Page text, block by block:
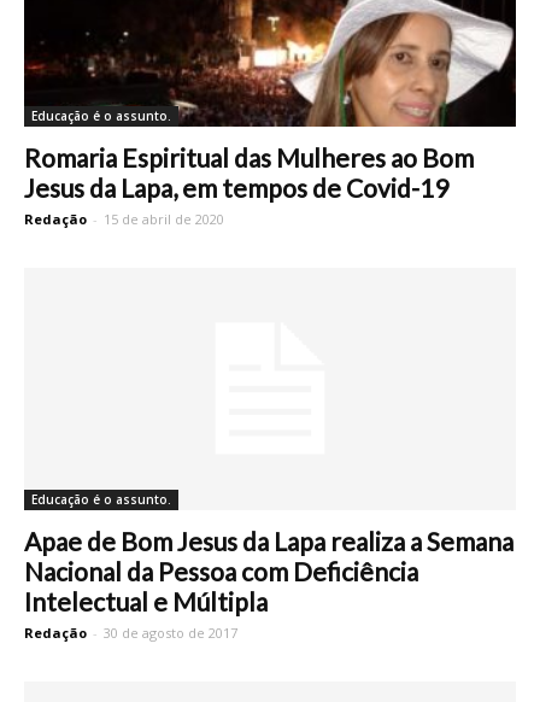
Educação é o assunto.
Romaria Espiritual das Mulheres ao Bom
Jesus da Lapa, em tempos de Covid-19
Redação - 15 de abril de 2020
Educação é o assunto.
Apae de Bom Jesus da Lapa realiza a Semana
Nacional da Pessoa com Deficiência
Intelectual e Múltipla
Redação - 30 de agosto de 2017